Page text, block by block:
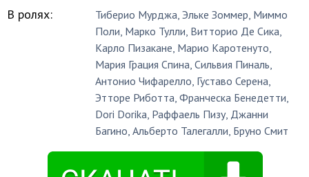
В ролях: Тиберио Мурджа,Эльке Зоммер, Миммо
Поли, Марко Тулли, Витторио Де Сика,
Карло Пизакане, Марио Каротенуто,
Мария Грация Спина,Сильвия Пиналь,
Антонио Чифарелло, Густаво Серена,
Этторе Риботта,Франческа Бенедетти,
Dori Dorika, Раффаель Пизу, Джанни
Багино,Альберто Талегалли, Бруно Смит